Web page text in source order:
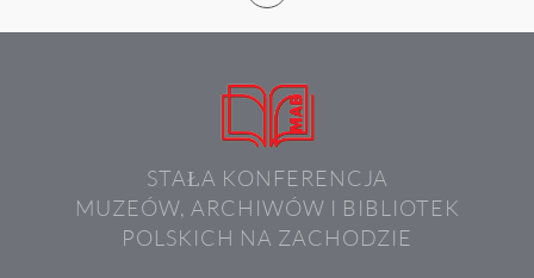
STAŁA KONFERENCJA
MUZEÓW, ARCHIWÓW I BIBLIOTEK
POLSKICH NA ZACHODZIE